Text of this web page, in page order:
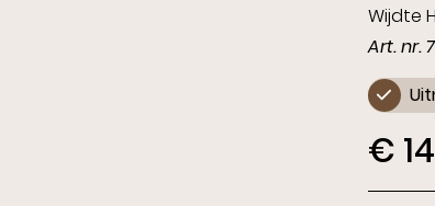
Retro
Pastel
Wijdte
Art. nr.
€